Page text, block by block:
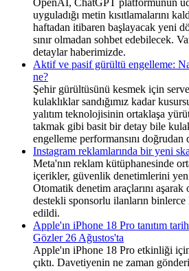
OpenAI, ChatGPT platformunun
uyguladığı metin kısıtlamalarını
haftadan itibaren başlayacak yeni
sınır olmadan sohbet edebilecek.
detaylar haberimizde.
Aktif ve pasif gürültü engelleme:
ne?
Şehir gürültüsünü kesmek için
kulaklıklar sandığımız kadar
yalıtım teknolojisinin ortaklaşa
takmak gibi basit bir detay bile
engelleme performansını doğrudan
Instagram reklamlarında bir yeni
Meta'nın reklam kütüphanesinde
içerikler, güvenlik denetimlerini
Otomatik denetim araçlarını
destekli sponsorlu ilanların binlerce
edildi.
Apple'ın iPhone 18 Pro tanıtım
Gözler 26 Ağustos'ta
Apple'ın iPhone 18 Pro etkinliği
çıktı. Davetiyenin ne zaman